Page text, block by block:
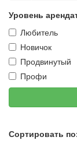
Уровень
Любитель
Новичок
Продвинутый
Профи
Сортировать